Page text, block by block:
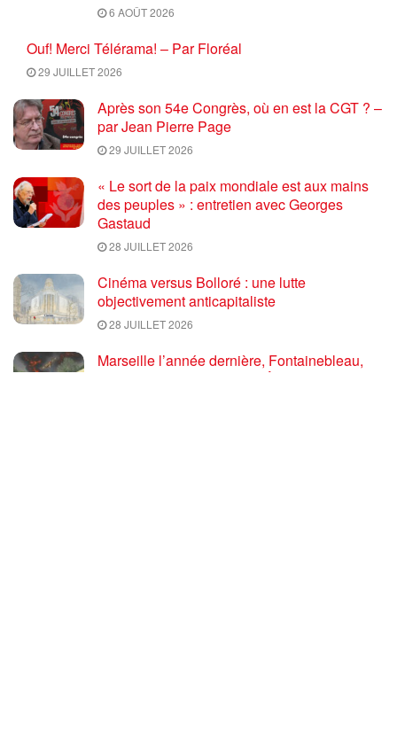
6 AOÛT 2026
Ouf! Merci Télérama! – Par Floréal
29 JUILLET 2026
Après son 54e Congrès, où en est la CGT ? –
par Jean Pierre Page
29 JUILLET 2026
« Le sort de la paix mondiale est aux mains
des peuples » : entretien avec Georges
Gastaud
28 JUILLET 2026
Cinéma versus Bolloré : une lutte
objectivement anticapitaliste
28 JUILLET 2026
Marseille l’année dernière, Fontainebleau,
Arcachon, la Drôme et les Écrins cette année